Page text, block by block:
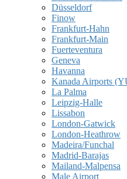
Düsseldorf
Finow
Frankfurt-Hahn
Frankfurt-Main
Fuerteventura
Geneva
Havanna
Kanada Airports
La Palma
Leipzig-Halle
Lissabon
London-Gatwick
London-Heathrow
Madeira/Funchal
Madrid-Barajas
Mailand-Malpensa
Male Airport